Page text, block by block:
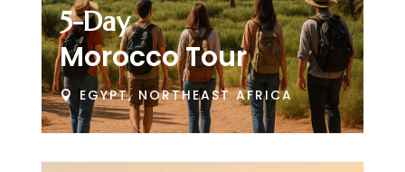
5-Day
Morocco Tour
 EGYPT, NORTHEAST AFRICA